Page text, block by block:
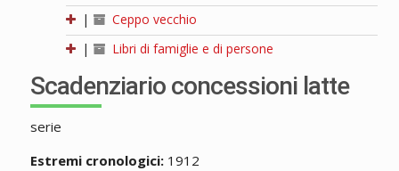
|
Ceppo vecchio
|
Libri di famiglie e di persone
Scadenziario concessioni latte
serie
Estremi cronologici:1912